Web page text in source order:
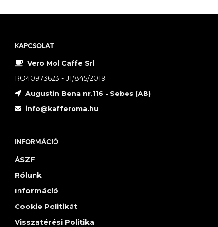
KAPCSOLAT
Vero Mol Caffe Srl
RO40973623 - J1/845/2019
Augustin Bena nr.116 - Sebes (AB)
info@kafferoma.hu
INFORMÁCIÓ
ÁSZF
Rólunk
Információ
Cookie Politikát
Visszatérési Politika